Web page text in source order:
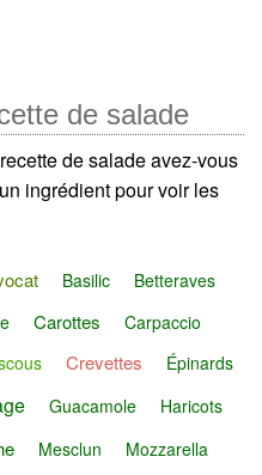
de salade
de salade avez-vous
ingrédient pour voir les
Basilic
Betteraves
Carottes
Carpaccio
Crevettes
Épinards
Guacamole
Haricots
Mesclun
Mozzarella